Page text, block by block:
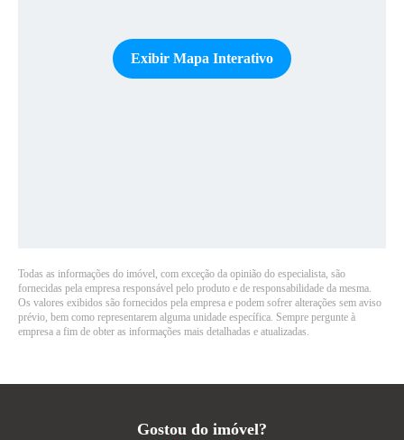
Exibir Mapa Interativo
Todas as informações do imóvel, com exceção da opinião do especialista, são
fornecidas pela empresa responsável pelo produto e de responsabilidade da mesma.
Os valores exibidos são fornecidos pela empresa e podem sofrer alterações sem aviso
prévio, bem como representarem alguma unidade específica. Sempre pergunte à
empresa a fim de obter as informações mais detalhadas e atualizadas.
Gostou do imóvel?